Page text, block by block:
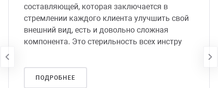
составляющей, которая заключается в
стремлении каждого клиента улучшить свой
внешний вид, есть и довольно сложная
компонента. Это стерильность всех инстру
ПОДРОБНЕЕ